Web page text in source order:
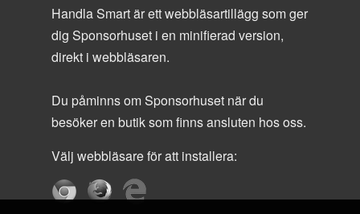
Handla Smart är ett webbläsartillägg som ger
dig Sponsorhuset i en minifierad version,
direkt i webbläsaren.
Du påminns om Sponsorhuset när du
besöker en butik som finns ansluten hos oss.
Välj webbläsare för att installera: